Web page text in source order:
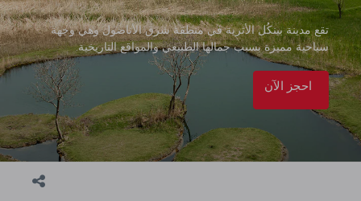
تقع مدينة بينكُل الأثرية في منطقة شرق الأناضول وهي وجهة
سياحية مميزة بسبب جمالها الطبيعي والمواقع التاريخية.
احجز الآن